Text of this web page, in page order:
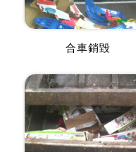
合車銷毀